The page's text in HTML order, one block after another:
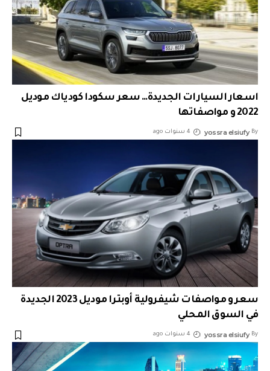
اسعار السيارات الجديدة… سعر سكودا كودياك موديل
2022 و مواصفاتها
By
yossra elsiufy 4 سنوات ago
سعر و مواصفات شيفرولية أوبترا موديل 2023 الجديدة
في السوق المحلي
By
yossra elsiufy 4 سنوات ago